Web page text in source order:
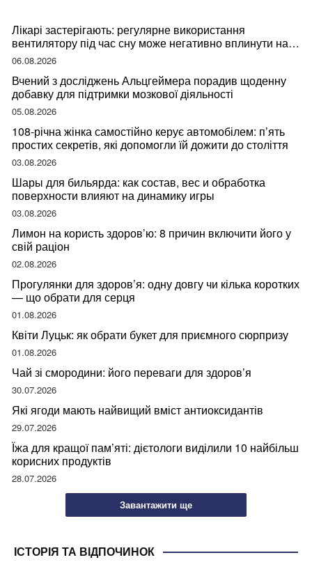
Лікарі застерігають: регулярне використання
вентилятору під час сну може негативно вплинути на
ваше здоров’я
06.08.2026
Вчений з досліджень Альцгеймера порадив щоденну
добавку для підтримки мозкової діяльності
05.08.2026
108-річна жінка самостійно керує автомобілем: п’ять
простих секретів, які допомогли їй дожити до століття
03.08.2026
Шары для бильярда: как состав, вес и обработка
поверхности влияют на динамику игры
03.08.2026
Лимон на користь здоров’ю: 8 причин включити його у
свій раціон
02.08.2026
Прогулянки для здоров’я: одну довгу чи кілька коротких
— що обрати для серця
01.08.2026
Квіти Луцьк: як обрати букет для приємного сюрпризу
01.08.2026
Чай зі смородини: його переваги для здоров’я
30.07.2026
Які ягоди мають найвищий вміст антиоксидантів
29.07.2026
Їжа для кращої пам’яті: дієтологи виділили 10 найбільш
корисних продуктів
28.07.2026
Завантажити ще
ІСТОРІЯ ТА ВІДПОЧИНОК